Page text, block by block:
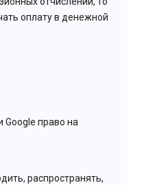
оплату в денежной
Google право на
распространять,